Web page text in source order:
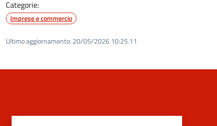
Categorie:
Imprese e commercio
Ultimo aggiornamento: 20/05/2026 10:25.11